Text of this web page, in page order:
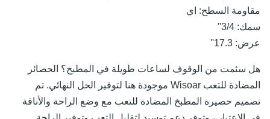
السطح:اي
3/4''
17.3''
سئمت من الوقوف لساعات طويلة في المطبخ؟ الحصائر
المضادة للتعب Wisoar موجودة هنا لتوفير الحل النهائي. تم
حصيرة المطبخ المضادة للتعب مع وضع الراحة والأناقة